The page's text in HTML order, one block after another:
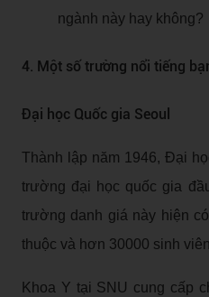
ngành này hay không?
4. Một số trường nổi tiếng
Đại học Quốc gia Seoul
Thành lập năm 1946, Đại
trường đại học quốc gia
trường danh giá này hiện
thuộc và hơn 30000 sinh
Khoa Y tại SNU cung cấp